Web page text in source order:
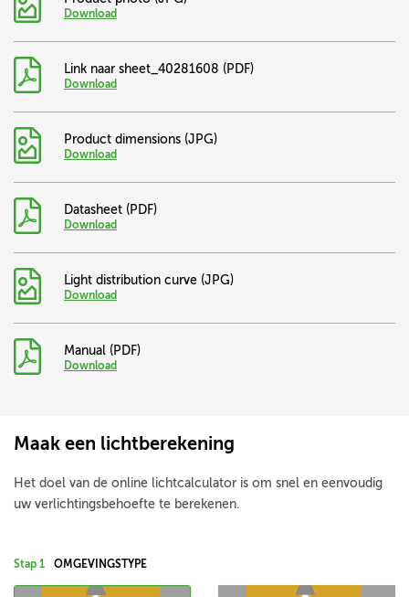
Download
Link naar sheet_40281608 (PDF)
Download
Product dimensions (JPG)
Download
Datasheet (PDF)
Download
Light distribution curve (JPG)
Download
Manual (PDF)
Download
Maak een lichtberekening
Het doel van de online lichtcalculator is om snel en eenvoudig
uw verlichtingsbehoefte te berekenen.
Stap 1 OMGEVINGSTYPE